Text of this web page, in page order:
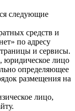
следующие
средств и
по адресу
и сервисы.
лицо
определяющее
размещения на
лицо,